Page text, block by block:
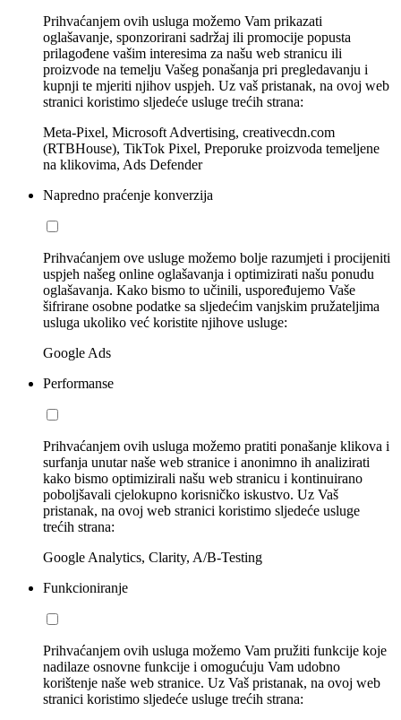
Prihvaćanjem ovih usluga možemo Vam prikazati
oglašavanje, sponzorirani sadržaj ili promocije popusta
prilagođene vašim interesima za našu web stranicu ili
proizvode na temelju Vašeg ponašanja pri pregledavanju i
kupnji te mjeriti njihov uspjeh. Uz vaš pristanak, na ovoj web
stranici koristimo sljedeće usluge trećih strana:
Meta-Pixel, Microsoft Advertising, creativecdn.com
(RTBHouse), TikTok Pixel, Preporuke proizvoda temeljene
na klikovima, Ads Defender
Napredno praćenje konverzija
Prihvaćanjem ove usluge možemo bolje razumjeti i procijeniti
uspjeh našeg online oglašavanja i optimizirati našu ponudu
oglašavanja. Kako bismo to učinili, uspoređujemo Vaše
šifrirane osobne podatke sa sljedećim vanjskim pružateljima
usluga ukoliko već koristite njihove usluge:
Google Ads
Performanse
Prihvaćanjem ovih usluga možemo pratiti ponašanje klikova i
surfanja unutar naše web stranice i anonimno ih analizirati
kako bismo optimizirali našu web stranicu i kontinuirano
poboljšavali cjelokupno korisničko iskustvo. Uz Vaš
pristanak, na ovoj web stranici koristimo sljedeće usluge
trećih strana:
Google Analytics, Clarity, A/B-Testing
Funkcioniranje
Prihvaćanjem ovih usluga možemo Vam pružiti funkcije koje
nadilaze osnovne funkcije i omogućuju Vam udobno
korištenje naše web stranice. Uz Vaš pristanak, na ovoj web
stranici koristimo sljedeće usluge trećih strana: